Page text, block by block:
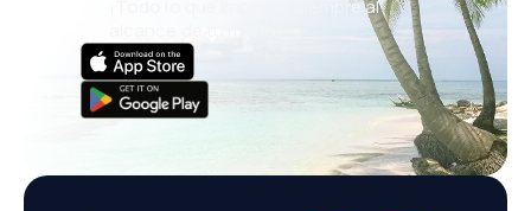
¡Todo lo que importa, siempre al